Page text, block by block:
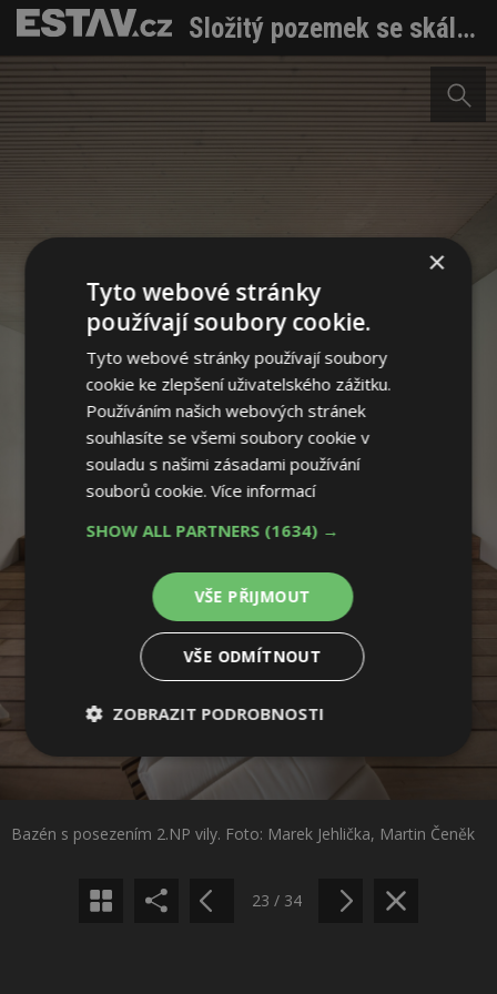
Složitý pozemek se skálou dal vzniknout souboru staveb pro bydlení
Bazén s posezením 2.NP vily. Foto: Marek Jehlička, Martin Čeněk
Sdílet na Facebooku
23 / 34
×
Tyto webové stránky
používají soubory cookie.
Tyto webové stránky používají soubory
cookie ke zlepšení uživatelského zážitku.
Používáním našich webových stránek
souhlasíte se všemi soubory cookie v
souladu s našimi zásadami používání
souborů cookie.Více informací
SHOW ALL PARTNERS (1634) →
VŠE PŘIJMOUT
VŠE ODMÍTNOUT
ZOBRAZIT PODROBNOSTI
Nezbytně
nutné
soubory
Výkonové
soubory
Soubory
soubory